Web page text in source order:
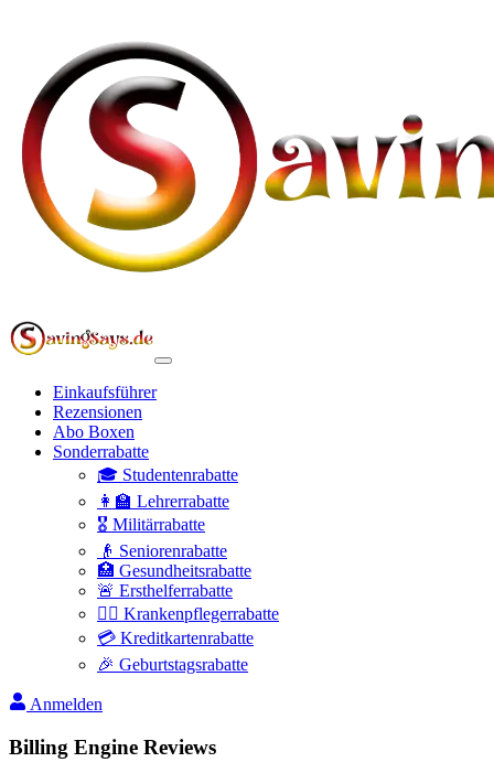
Einkaufsführer
Rezensionen
Abo Boxen
Sonderrabatte
🎓 Studentenrabatte
👩‍🏫 Lehrerrabatte
🎖️ Militärrabatte
👴 Seniorenrabatte
🏥 Gesundheitsrabatte
🚨 Ersthelferrabatte
👩‍⚕️ Krankenpflegerrabatte
💳 Kreditkartenrabatte
🎉 Geburtstagsrabatte
Anmelden
Billing Engine Reviews